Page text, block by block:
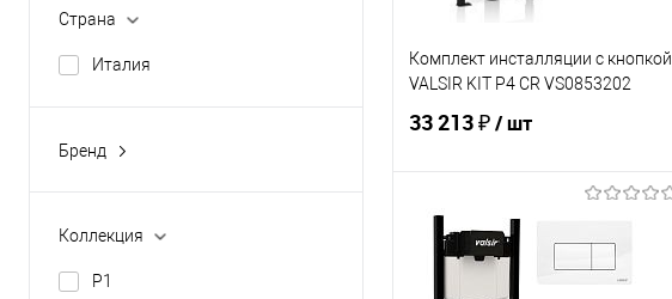
Страна
Италия
Бренд
Коллекция
P1
Комплект инсталляции с кнопкой
VALSIR KIT P4 CR VS0853202
33 213 ₽/ шт
В корзину
Купить в 1 клик
Сравнение